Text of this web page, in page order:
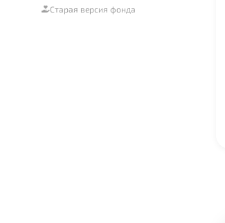
Старая версия фонда